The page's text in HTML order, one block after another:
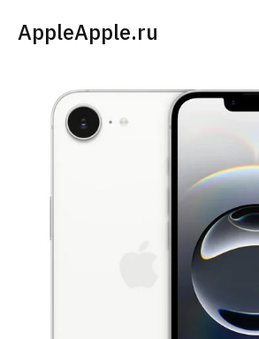
AppleApple.ru